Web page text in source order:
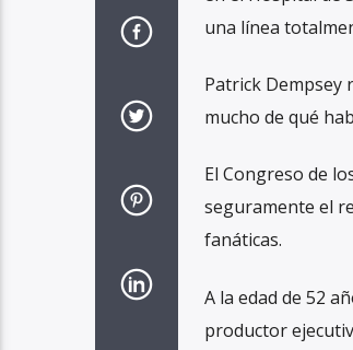
una línea
Patrick Dempsey
mucho de qué
El Congreso de
seguramente el
fanáticas.
A la edad de 52
productor